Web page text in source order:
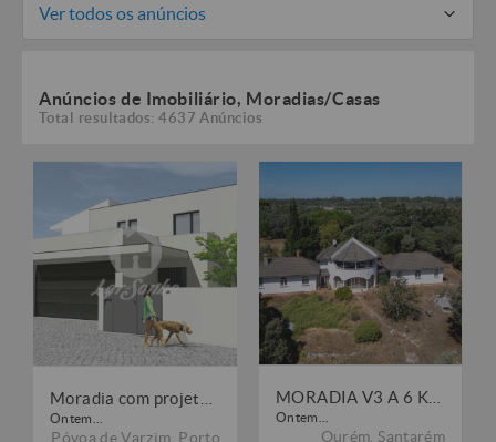
Ver todos os anúncios
Anúncios de Imobiliário, Moradias/Casas
Total resultados: 4637 Anúncios
Ontem...
Póvoa de Varzim Porto
Ontem...
Ourém Santarém